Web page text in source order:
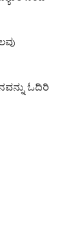
ಓದಿರಿ